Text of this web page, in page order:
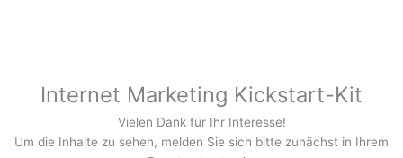
Internet Marketing Kickstart-Kit
Vielen Dank für Ihr Interesse!
Um die Inhalte zu sehen, melden Sie sich bitte zunächst in Ihrem